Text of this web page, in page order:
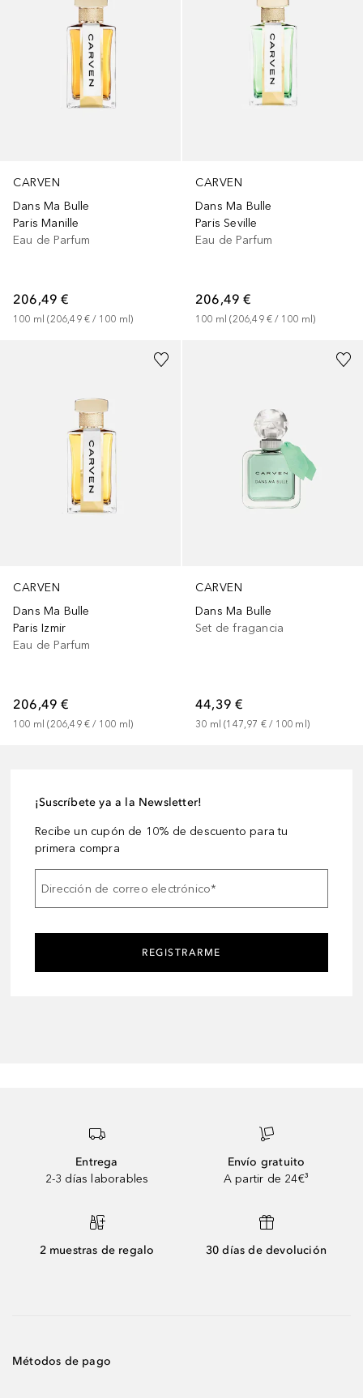
CARVEN
Dans Ma Bulle
Paris Manille
Eau de Parfum
206,49 €
100 ml (206,49 € / 100 ml)
CARVEN
Dans Ma Bulle
Paris Seville
Eau de Parfum
206,49 €
100 ml (206,49 € / 100 ml)
CARVEN
Dans Ma Bulle
Paris Izmir
Eau de Parfum
206,49 €
100 ml (206,49 € / 100 ml)
CARVEN
Dans Ma Bulle
Set de fragancia
44,39 €
30 ml (147,97 € / 100 ml )
¡Suscríbete ya a la Newsletter!
Recibe un cupón de 10% de descuento para tu
primera compra
Dirección de correo electrónico*
REGISTRARME
Entrega
2-3 días laborables
Envío gratuito
A partir de 24€³
2 muestras de regalo 30 días de devolución
Métodos de pago